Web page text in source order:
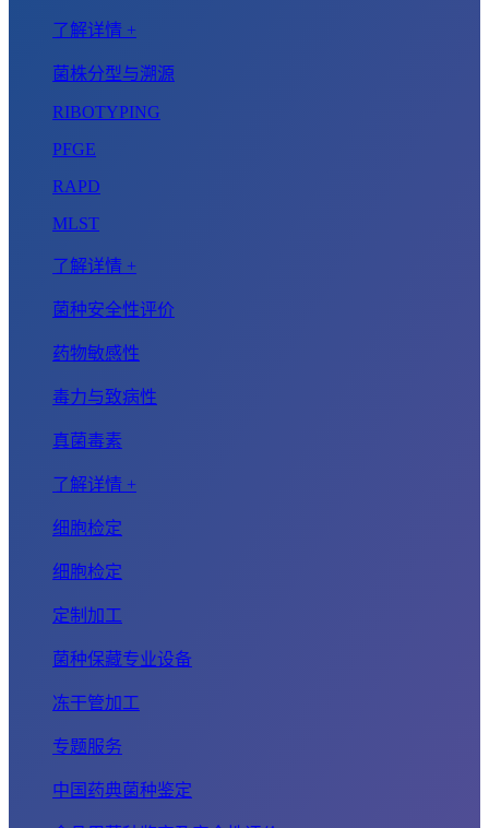
了解详情 +
菌株分型与溯源
RIBOTYPING
PFGE
RAPD
MLST
了解详情 +
菌种安全性评价
药物敏感性
毒力与致病性
真菌毒素
了解详情 +
细胞检定
细胞检定
定制加工
菌种保藏专业设备
冻干管加工
专题服务
中国药典菌种鉴定